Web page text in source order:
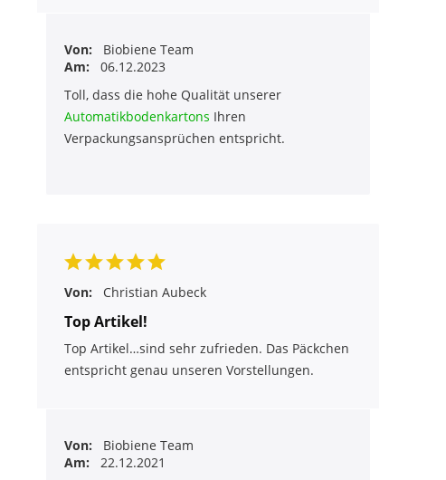
Von:
Biobiene Team
Am:
06.12.2023
Toll, dass die hohe Qualität unserer
Automatikbodenkartons Ihren
Verpackungsansprüchen entspricht.
Von: Christian Aubeck
Top Artikel!
Top Artikel…sind sehr zufrieden. Das Päckchen
entspricht genau unseren Vorstellungen.
Von:
Biobiene Team
Am:
22.12.2021